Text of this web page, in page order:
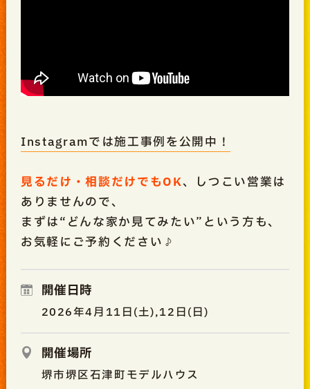
Instagramでは施工事例を公開中！
見るだけ・相談だけでもOK、しつこい営業は
ありませんので、
まずは“どんな家か見てみたい”という方も、
お気軽にご予約ください♪
開催日時
2026年4月11日(土),12日(日)
開催場所
堺市堺区石津町モデルハウス